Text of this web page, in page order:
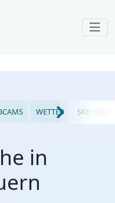
WETTER
in